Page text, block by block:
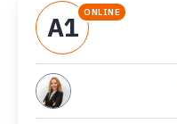
ONLINE
А1